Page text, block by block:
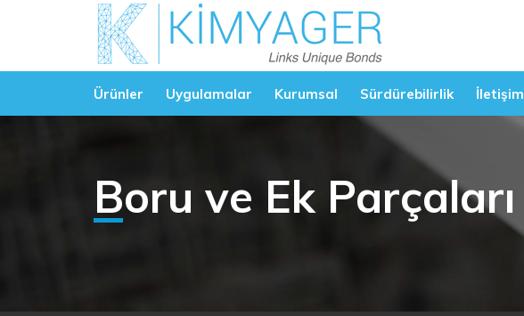
Ürünler Uygulamalar Kurumsal Sürdürebilirlik İletişim
Boru ve Ek Parçaları